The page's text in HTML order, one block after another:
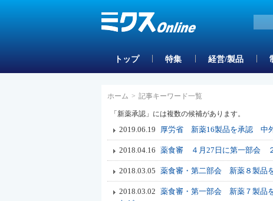
トップ 特集 経営/製品
ホーム > 記事キーワード一覧
「新薬承認」には複数の候補があります。
2019.06.19 厚労省 新薬16製品を承認 中
2018.04.16 薬食審 ４月27日に第一部会
2018.03.05 薬食審・第二部会 新薬８製品
2018.03.02 薬食審・第一部会 新薬７製品